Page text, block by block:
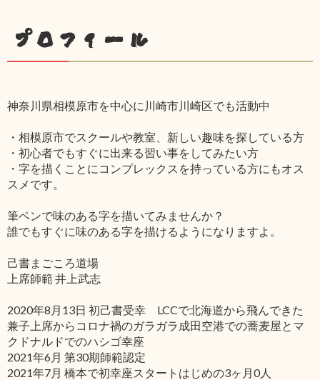
プロフィール
神奈川県相模原市を中心に川崎市川崎区でも活動中
・相模原市でスクールや教室、新しい趣味を探している方
・初心者でもすぐに出来る習い事をしてみたい方
・字を描くことにコンプレックスを持っている方にもオス
スメです。
筆ペンで味のある字を描いてみませんか？
誰でもすぐに味のある字を描けるようになりますよ。
己書まごころ道場
上席師範 井上武志
2020年8月13日 初己書受幸 LCCで北海道から飛んできた
兼子上席からコロナ禍のガラガラ成田空港での蕎麦屋とマ
クドナルドでのハシゴ幸座
2021年6月 第30期師範認定
2021年7月 橋本で初幸座スタートはじめの3ヶ月0人